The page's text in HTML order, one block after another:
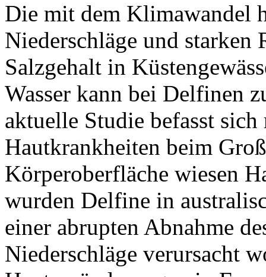
Die mit dem Klimawandel
Niederschläge und starken
Salzgehalt in
Wasser kann bei Delfinen
aktuelle Studie befasst
Hautkrankheiten beim
Körperoberfläche wiesen
wurden Delfine in
einer abrupten Abnahme
Niederschläge verursacht